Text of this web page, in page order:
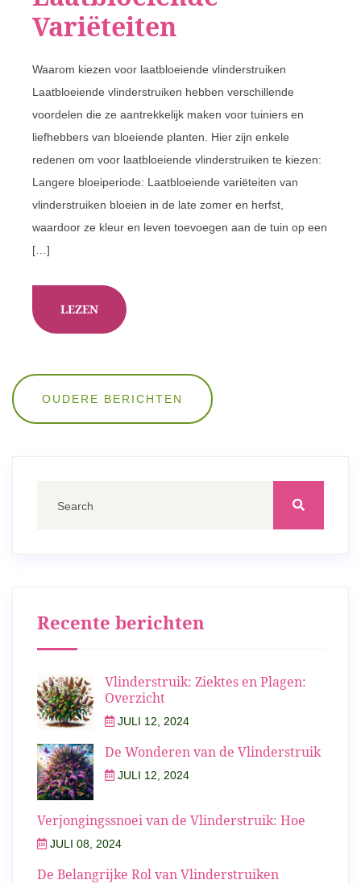
Variëteiten
Waarom kiezen voor laatbloeiende vlinderstruiken
Laatbloeiende vlinderstruiken hebben verschillende
voordelen die ze aantrekkelijk maken voor tuiniers en
liefhebbers van bloeiende planten. Hier zijn enkele
redenen om voor laatbloeiende vlinderstruiken te kiezen:
Langere bloeiperiode: Laatbloeiende variëteiten van
vlinderstruiken bloeien in de late zomer en herfst,
waardoor ze kleur en leven toevoegen aan de tuin op een
[…]
LEZEN
Berichten
navigatie
OUDERE BERICHTEN
Recente berichten
Vlinderstruik: Ziektes en Plagen:
Overzicht
JULI 12, 2024
De Wonderen van de Vlinderstruik
JULI 12, 2024
Verjongingssnoei van de Vlinderstruik: Hoe
JULI 08, 2024
De Belangrijke Rol van Vlinderstruiken